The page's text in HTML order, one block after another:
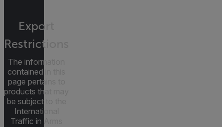
Export
Restrictions
The information
contained in this
page pertains to
products that may
be subject to the
International
Traffic in Arms